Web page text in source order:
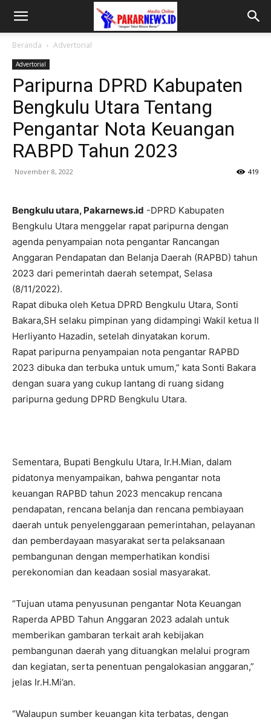
Beranda Advertorial
Advertorial
Paripurna DPRD Kabupaten
Bengkulu Utara Tentang
Pengantar Nota Keuangan
RABPD Tahun 2023
November 8, 2022 419
Bengkulu utara, Pakarnews.id -DPRD Kabupaten
Bengkulu Utara menggelar rapat paripurna dengan
agenda penyampaian nota pengantar Rancangan
Anggaran Pendapatan dan Belanja Daerah (RAPBD) tahun
2023 dari pemerintah daerah setempat, Selasa
(8/11/2022).
Rapat dibuka oleh Ketua DPRD Bengkulu Utara, Sonti
Bakara,SH selaku pimpinan yang didampingi Wakil ketua II
Herliyanto Hazadin, setelah dinyatakan korum.
Rapat paripurna penyampaian nota pengantar RAPBD
2023 dibuka dan terbuka untuk umum,” kata Sonti Bakara
dengan suara yang cukup lantang di ruang sidang
paripurna gedung DPRD Bengkulu Utara.
Sementara, Bupati Bengkulu Utara, Ir.H.Mian, dalam
pidatonya menyampaikan, bahwa pengantar nota
keuangan RAPBD tahun 2023 mencakup rencana
pendapatan, rencana belanja dan rencana pembiayaan
daerah untuk penyelenggaraan pemerintahan, pelayanan
dan pemberdayaan masyarakat serta pelaksanaan
pembangunan dengan memperhatikan kondisi
perekonomian dan keadaan sosial masyarakat.
“Tujuan utama penyusunan pengantar Nota Keuangan
Raperda APBD Tahun Anggaran 2023 adalah untuk
memberikan gambaran terkait arah kebijakan
pembangunan daerah yang dituangkan melalui program
dan kegiatan, serta penentuan pengalokasian anggaran,”
jelas Ir.H.Mi’an.
“Walaupun sumber keuangan kita terbatas, dengan